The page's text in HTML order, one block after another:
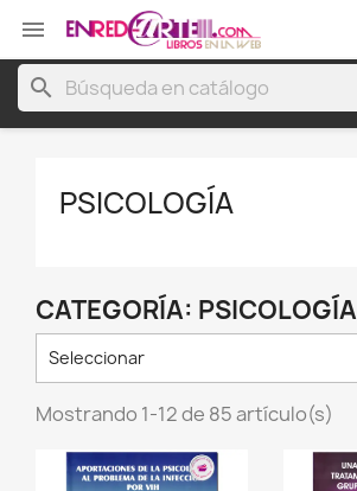

search
PSICOLOGÍA
CATEGORÍA: PSICOLOGÍA
Seleccionar
Mostrando 1-12 de 85 artículo(s)